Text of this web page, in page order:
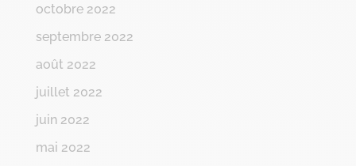
octobre 2022
septembre 2022
août 2022
juillet 2022
juin 2022
mai 2022